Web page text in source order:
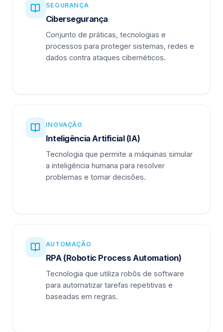
SEGURANÇA
Cibersegurança
Conjunto de práticas, tecnologias e
processos para proteger sistemas, redes e
dados contra ataques cibernéticos.
INOVAÇÃO
Inteligência Artificial (IA)
Tecnologia que permite a máquinas simular
a inteligência humana para resolver
problemas e tomar decisões.
AUTOMAÇÃO
RPA (Robotic Process Automation)
Tecnologia que utiliza robôs de software
para automatizar tarefas repetitivas e
baseadas em regras.